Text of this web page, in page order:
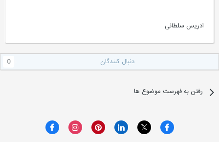
ادریس سلطانی
دنبال کنندگان
رفتن به فهرست موضوع ها